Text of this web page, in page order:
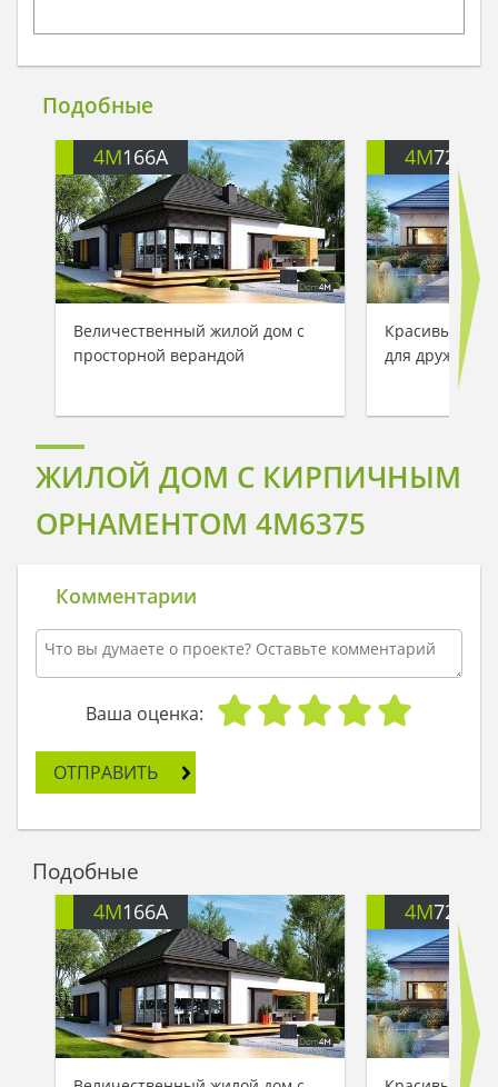
Подобные
4M166A
Величественный жилой дом с
просторной верандой
4M722
Красивый
для дружной
ЖИЛОЙ ДОМ С КИРПИЧНЫМ
ОРНАМЕНТОМ 4M6375
Комментарии
Ваша оценка:
ОТПРАВИТЬ
Подобные
4M166A 4M722